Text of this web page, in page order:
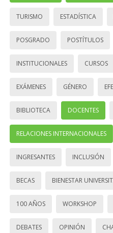
TURISMO ESTADÍSTICA
POSGRADO POSTÍTULOS
INSTITUCIONALES CURSOS
EXÁMENES GÉNERO
BIBLIOTECA DOCENTES
RELACIONES INTERNACIONALES
INGRESANTES INCLUSIÓN
BECAS BIENESTAR
100 AÑOS WORKSHOP
DEBATES OPINIÓN